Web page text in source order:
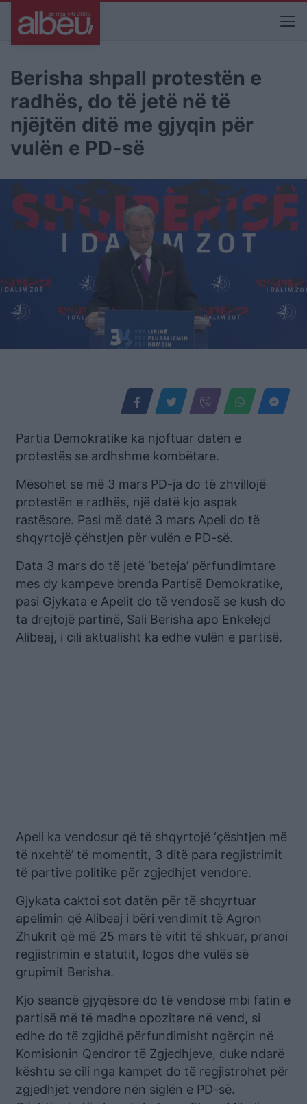
Berisha shpall protestën e
radhës, do të jetë në të
njëjtën ditë me gjyqin për
vulën e PD-së
Partia Demokratike ka njoftuar datën e
protestës se ardhshme kombëtare.
Mësohet se më 3 mars PD-ja do të zhvillojë
protestën e radhës, një datë kjo aspak
rastësore. Pasi më datë 3 mars Apeli do të
shqyrtojë çëhstjen për vulën e PD-së.
Data 3 mars do të jetë ‘beteja’ përfundimtare
mes dy kampeve brenda Partisë Demokratike,
pasi Gjykata e Apelit do të vendosë se kush do
ta drejtojë partinë, Sali Berisha apo Enkelejd
Alibeaj, i cili aktualisht ka edhe vulën e partisë.
Apeli ka vendosur që të shqyrtojë ‘çështjen më
të nxehtë’ të momentit, 3 ditë para regjistrimit
të partive politike për zgjedhjet vendore.
Gjykata caktoi sot datën për të shqyrtuar
apelimin që Alibeaj i bëri vendimit të Agron
Zhukrit që më 25 mars të vitit të shkuar, pranoi
regjistrimin e statutit, logos dhe vulës së
grupimit Berisha.
Kjo seancë gjyqësore do të vendosë mbi fatin e
partisë më të madhe opozitare në vend, si
edhe do të zgjidhë përfundimisht ngërçin në
Komisionin Qendror të Zgjedhjeve, duke ndarë
kështu se cili nga kampet do të regjistrohet për
zgjedhjet vendore nën siglën e PD-së.